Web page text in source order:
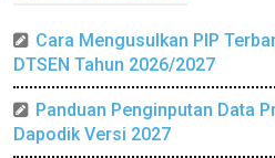
Cara Mengusulkan PIP
DTSEN Tahun 2026/2027
Panduan Penginputan Data
Dapodik Versi 2027